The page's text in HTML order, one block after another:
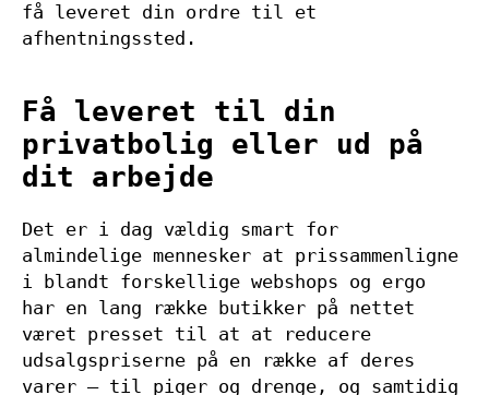
få leveret din ordre til et
afhentningssted.
Få leveret til din
privatbolig eller ud på
dit arbejde
Det er i dag vældig smart for
almindelige mennesker at prissammenligne
i blandt forskellige webshops og ergo
har en lang række butikker på nettet
været presset til at at reducere
udsalgspriserne på en række af deres
varer – til piger og drenge, og samtidig